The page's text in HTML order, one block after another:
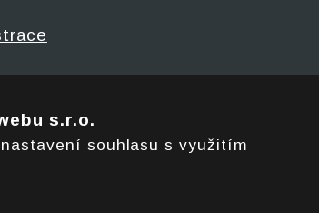
s.r.o.
nastavení souhlasu s využitím